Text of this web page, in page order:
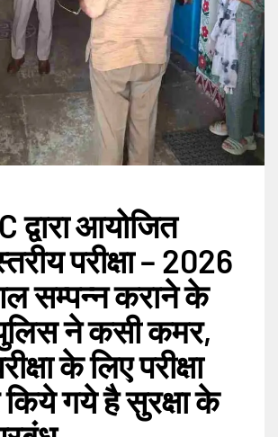
द्वारा आयोजित
परीक्षा – 2026
सम्पन्न कराने के
ने कसी कमर,
के लिए परीक्षा
गये है सुरक्षा के